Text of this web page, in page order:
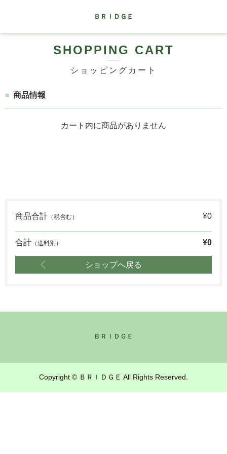
ＢＲＩＤＧＥ
SHOPPING CART
ショッピングカート
商品情報
カート内に商品がありません
商品合計 （税含む） ¥0
合計 （送料別） ¥0
ショップへ戻る
ＢＲＩＤＧＥ
Copyright © ＢＲＩＤＧＥ All Rights Reserved.